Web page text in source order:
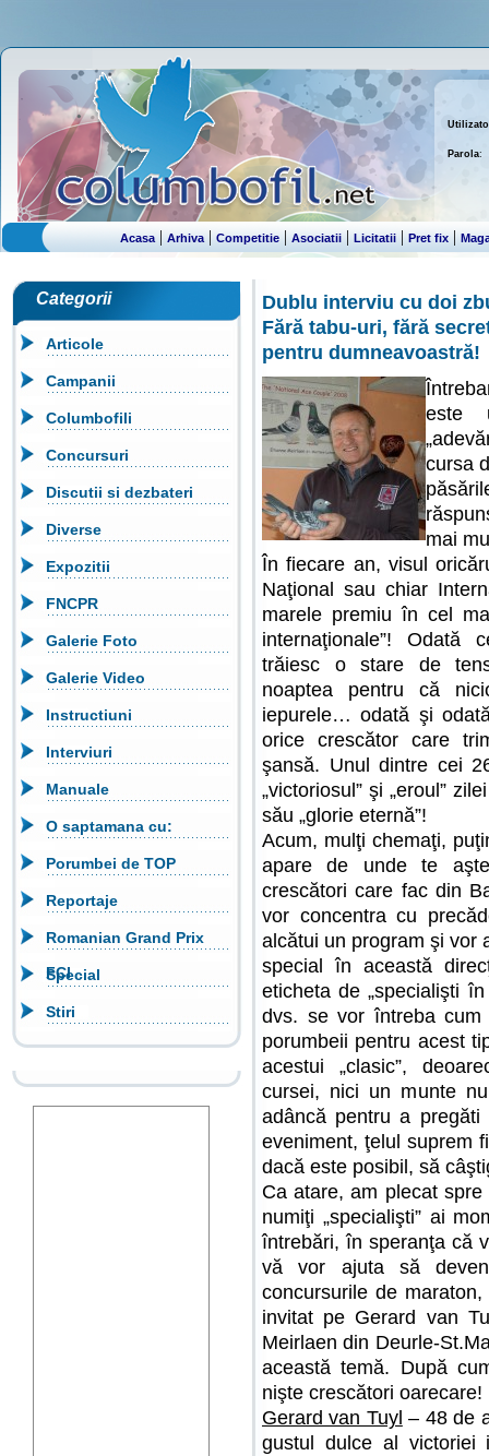
Parola:
Acasa| Arhiva|Competitie| Asociatii | Licitatii |Pret fix |
Categorii
Articole
Campanii
Columbofili
Concursuri
Discutii si dezbateri
Diverse
Expozitii
FNCPR
Galerie Foto
Galerie Video
Instructiuni
Interviuri
Manuale
O saptamana cu:
Porumbei de TOP
Reportaje
Romanian Grand Prix
FCI
Special
Stiri
Dublu interviu cu doi
Fără tabu-uri, fără
pentru dumneavoastră!
este
cursa
mai
În fiecare an, visul
Naţional sau chiar
marele premiu în cel
internaţionale”! Odată
trăiesc o stare de
noaptea pentru că
iepurele… odată şi
orice crescător care
şansă. Unul dintre cei
„victoriosul” şi „eroul”
său „glorie eternă”!
Acum, mulţi chemaţi,
apare de unde te
crescători care fac din
vor concentra cu
alcătui un program şi vor
special în această
eticheta de „specialişti
dvs. se vor întreba cum
porumbeii pentru acest
acestui „clasic”,
cursei, nici un munte
adâncă pentru a
eveniment, ţelul suprem
dacă este posibil, să
Ca atare, am plecat
numiţi „specialişti” ai
întrebări, în speranţa că
vă vor ajuta să
concursurile de
invitat pe Gerard van
Meirlaen din Deurle-
această temă. După
nişte crescători oarecare!
Gerard van Tuyl – 48 de
gustul dulce al victoriei